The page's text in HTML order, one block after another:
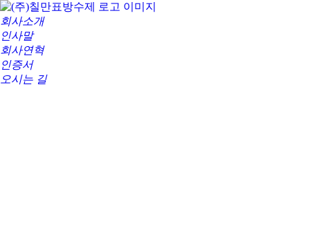
회사소개
인사말
회사연혁
인증서
오시는 길